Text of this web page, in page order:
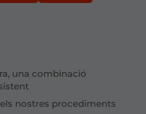
una combinació
nostres procediments